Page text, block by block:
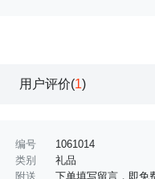
用户评价(1)
编号
1061014
类别
礼品
附送
下单填写留言，即免